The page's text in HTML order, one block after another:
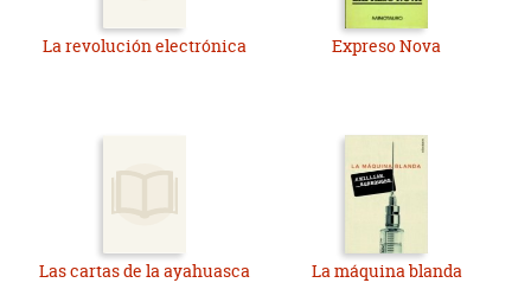
La revolución electrónica Expreso Nova
Las cartas de la ayahuasca La máquina blanda